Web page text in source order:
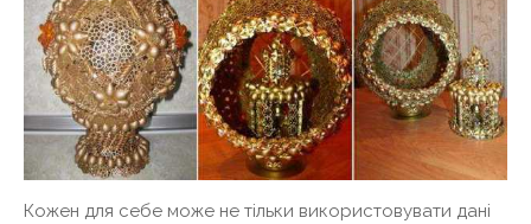
Кожен для себе може не тільки використовувати дані